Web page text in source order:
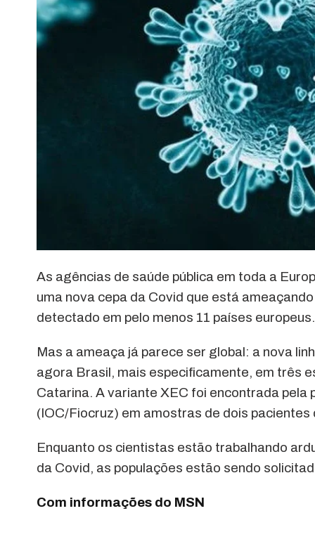
As agências de saúde pública em toda a
uma nova cepa da Covid que está
detectado em pelo menos 11 países europeus.
Mas a ameaça já parece ser global: a nova
agora Brasil, mais especificamente, em três
Catarina. A variante XEC foi encontrada
(IOC/Fiocruz) em amostras de dois
Enquanto os cientistas estão trabalhando
da Covid, as populações estão sendo
Com informações do MSN